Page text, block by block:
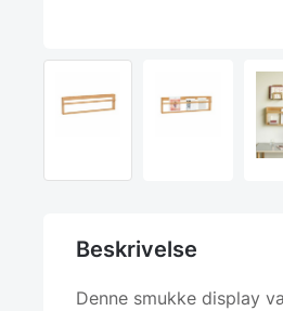
Beskrivelse
Denne smukke display